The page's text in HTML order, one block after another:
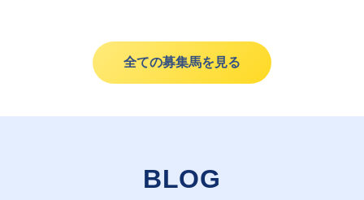
全ての募集馬を見る
BLOG